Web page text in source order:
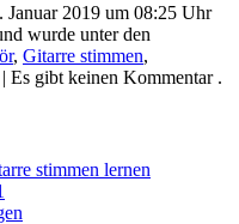
Januar 2019 um 08:25 Uhr
wurde unter den
, Gitarre stimmen,
| Es gibt keinen Kommentar .
stimmen lernen